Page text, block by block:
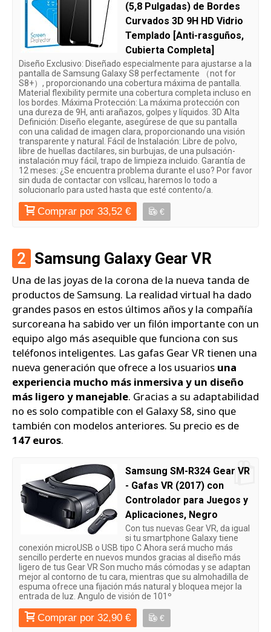
(5,8 Pulgadas) de Bordes
Curvados 3D 9H HD Vidrio
Templado [Anti-rasguños,
Cubierta Completa]
Diseño Exclusivo: Diseñado especialmente para ajustarse a la
pantalla de Samsung Galaxy S8 perfectamente （not for
S8+）, proporcionando una cobertura máxima de pantalla.
Material flexibility permite una cobertura completa incluso en
los bordes. Máxima Protección: La máxima protección con
una dureza de 9H, anti arañazos, golpes y líquidos. 3D Alta
Definición: Diseño elegante, asegúrese de que su pantalla
con una calidad de imagen clara, proporcionando una visión
transparente y natural. Fácil de Instalación: Libre de polvo,
libre de huellas dactilares, sin burbujas, de una pulsación-
instalación muy fácil, trapo de limpieza incluido. Garantía de
12 meses: ¿Se encuentra problema durante el uso? Por favor
sin duda de contactar con vsllcau, haremos lo todo a
solucionarlo para usted hasta que esté contento/a.
Comprar por 33,52 € €
2 Samsung Galaxy Gear VR
Una de las joyas de la corona de la nueva tanda de
productos de Samsung. La realidad virtual ha dado
grandes pasos en estos últimos años y la compañía
surcoreana ha sabido ver un filón importante con un
equipo algo más asequible que funciona con sus
teléfonos inteligentes. Las gafas Gear VR tienen una
nueva generación que ofrece a los usuarios una
experiencia mucho más inmersiva y un diseño
más ligero y manejable. Gracias a su adaptabilidad
no es solo compatible con el Galaxy S8, sino que
también con modelos anteriores. Su precio es de
147 euros.
Samsung SM-R324 Gear VR
- Gafas VR (2017) con
Controlador para Juegos y
Aplicaciones, Negro
Con tus nuevas Gear VR, da igual
si tu smartphone Galaxy tiene
conexión microUSB o USB tipo C Ahora será mucho más
sencillo perderte en nuevos mundos gracias al diseño más
ligero de tus Gear VR Son mucho más cómodas y se adaptan
mejor al contorno de tu cara, mientras que su almohadilla de
espuma ofrece una fijación más natural y bloquea mejor la
entrada de luz. Angulo de visión de 101º
Comprar por 32,90 € €